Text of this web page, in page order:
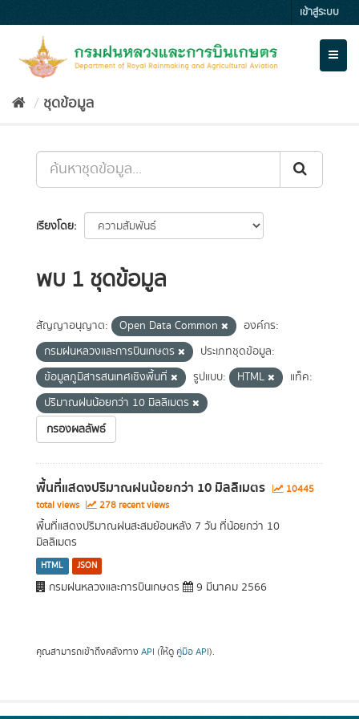
to
เข้าสู่ระบบ
ชุดข้อมูล
เรียงโดย
พบ 1 ชุดข้อมูล
สัญญาอนุญาต: Open Data Common
องค์กร:
กรมฝนหลวงและการบินเกษตร
ประเภทชุดข้อมูล:
ข้อมูลภูมิสารสนเทศเชิงพื้นที่
รูปแบบ: HTML
แท็ค:
ปริมาณฝนน้อยกว่า 10 มิลลิเมตร
กรองผลลัพธ์
พื้นที่แสดงปริมาณฝนน้อยกว่า 10 มิลลิเมตร
10445
total views
278 recent views
พื้นที่แสดงปริมาณฝนสะสมย้อนหลัง 7 วัน ที่น้อยกว่า 10
มิลลิเมตร
HTML JSON
กรมฝนหลวงและการบินเกษตร 9 มีนาคม 2566
คุณสามารถเข้าถึงคลังทาง API (ให้ดู คู่มือ API).